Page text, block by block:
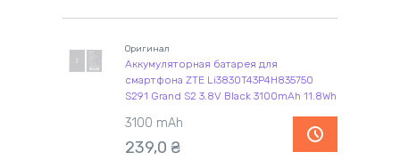
Оригинал
Аккумуляторная батарея для
смартфона ZTE Li3830T43P4H835750
S291 Grand S2 3.8V Black 3100mAh 11.8Wh
3100 mAh
239,0 ₴